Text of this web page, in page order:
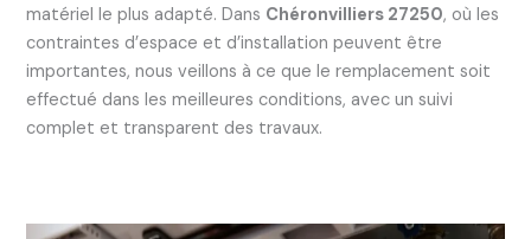
matériel le plus adapté. Dans Chéronvilliers 27250, où les
contraintes d’espace et d’installation peuvent être
importantes, nous veillons à ce que le remplacement soit
effectué dans les meilleures conditions, avec un suivi
complet et transparent des travaux.